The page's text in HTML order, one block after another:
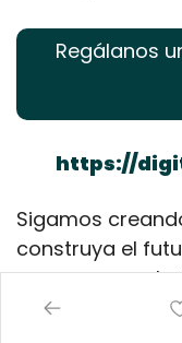
Regálanos
https://
Sigamos
construya el
conocernos y